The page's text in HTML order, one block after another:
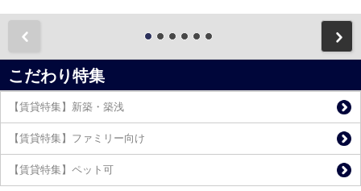
こだわり特集
【賃貸特集】新築・築浅
【賃貸特集】ファミリー向け
【賃貸特集】ペット可